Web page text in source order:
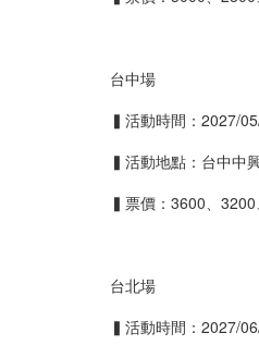
台中場
▍活動時間： 2027/
▍活動地點：台中中
▍票價： 3600 3200
台北場
▍活動時間： 2027/